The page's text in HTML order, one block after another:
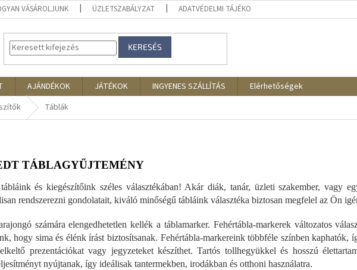
VÁSÁROLJUNK ÜZLETSZABÁLYZAT ADATVÉDELMI TÁJÉKOZTATÓ
KERESÉS
AJÁNDÉKOK JÁTÉKOK INGYENES SZÁLLÍTÁS
Elérhetőségek
Táblák
TÁBLAGYŰJTEMÉNY
és kiegészítőink széles választékában! Akár diák, tanár, üzleti szakember, vagy
rendszerezni gondolatait, kiváló minőségű tábláink választéka biztosan megfelel az Ön
számára elengedhetetlen kellék a táblamarker. Fehértábla-markerek változatos
hogy sima és élénk írást biztosítsanak. Fehértábla-markereink többféle színben kaphatók,
prezentációkat vagy jegyzeteket készíthet. Tartós tollhegyükkel és hosszú
nyújtanak, így ideálisak tantermekben, irodákban és otthoni használatra.